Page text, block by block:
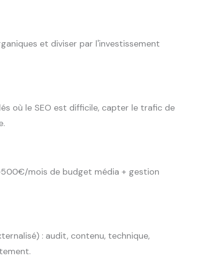
et diviser par l'investissement
où le SEO est difficile, capter le trafic de
mois de budget média + gestion
: audit, contenu, technique,